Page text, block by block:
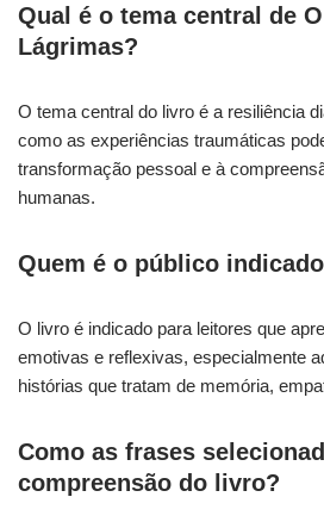
Qual é o tema central de
Lágrimas?
O tema central do livro é a resiliência
como as experiências traumáticas
transformação pessoal e à
humanas.
Quem é o público
O livro é indicado para leitores que
emotivas e reflexivas, especialmente
histórias que tratam de memória,
Como as frases
compreensão do livro?